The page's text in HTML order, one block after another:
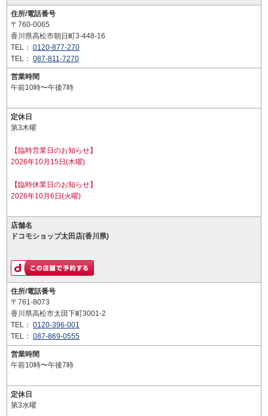
住所/電話番号
〒760-0065
香川県高松市朝日町3-448-16
TEL： 0120-877-270
TEL： 087-811-7270
営業時間
午前10時〜午後7時
定休日
第3木曜
【臨時営業日のお知らせ】
2026年10月15日(木曜)
【臨時休業日のお知らせ】
2026年10月6日(火曜)
店舗名
ドコモショップ太田店(香川県)
住所/電話番号
〒761-8073
香川県高松市太田下町3001-2
TEL： 0120-396-001
TEL： 087-869-0555
営業時間
午前10時〜午後7時
定休日
第3水曜